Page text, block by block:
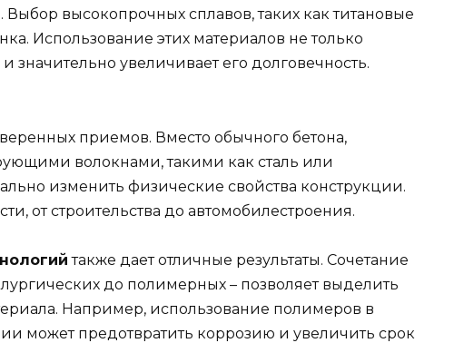
Выбор высокопрочных сплавов, таких как титановые
Использование этих материалов не только
значительно увеличивает его долговечность.
приемов. Вместо обычного бетона,
волокнами, такими как сталь или
изменить физические свойства конструкции.
от строительства до автомобилестроения.
также дает отличные результаты. Сочетание
до полимерных – позволяет выделить
Например, использование полимеров в
может предотвратить коррозию и увеличить срок